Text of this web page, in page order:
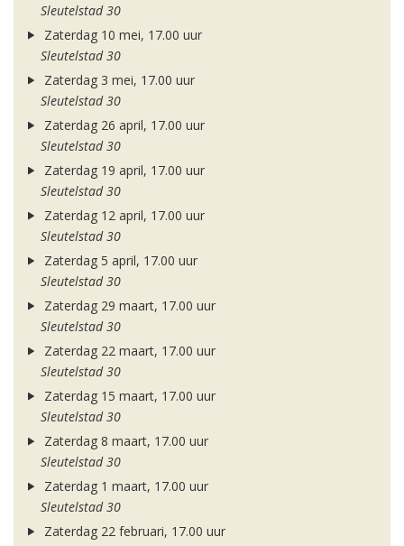
Sleutelstad 30
Zaterdag 10 mei, 17.00 uur
Sleutelstad 30
Zaterdag 3 mei, 17.00 uur
Sleutelstad 30
Zaterdag 26 april, 17.00 uur
Sleutelstad 30
Zaterdag 19 april, 17.00 uur
Sleutelstad 30
Zaterdag 12 april, 17.00 uur
Sleutelstad 30
Zaterdag 5 april, 17.00 uur
Sleutelstad 30
Zaterdag 29 maart, 17.00 uur
Sleutelstad 30
Zaterdag 22 maart, 17.00 uur
Sleutelstad 30
Zaterdag 15 maart, 17.00 uur
Sleutelstad 30
Zaterdag 8 maart, 17.00 uur
Sleutelstad 30
Zaterdag 1 maart, 17.00 uur
Sleutelstad 30
Zaterdag 22 februari, 17.00 uur